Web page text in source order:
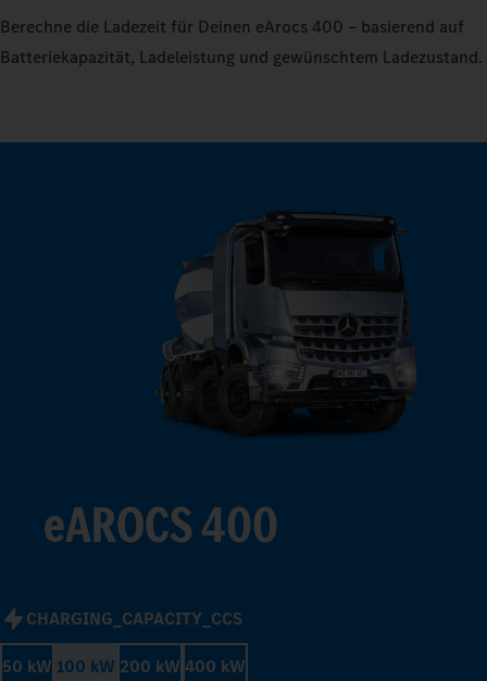
Berechne die Ladezeit für Deinen eArocs 400 – basierend auf
Batteriekapazität, Ladeleistung und gewünschtem Ladezustand.
eAROCS 400
CHARGING_CAPACITY_CCS
50 kW 100 kW 200 kW 400 kW
0
1
2